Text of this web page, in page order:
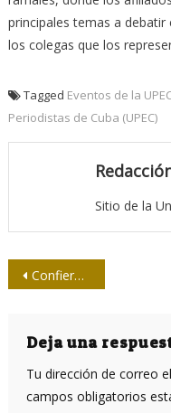
principales temas a debatir
los colegas que los
Tagged Eventos de la
Periodistas de Cuba (UPEC)
Sitio de la
Navegación
entradas
Confiere Salón Juan David premios 2017
Deja una
Tu dirección de correo
campos obligatorios